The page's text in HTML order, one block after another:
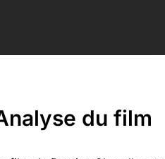
du film